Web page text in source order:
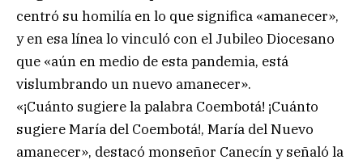
centró su homilía en lo que significa «amanecer»,
y en esa línea lo vinculó con el Jubileo Diocesano
que «aún en medio de esta pandemia, está
vislumbrando un nuevo amanecer».
«¡Cuánto sugiere la palabra Coembotá! ¡Cuánto
sugiere María del Coembotá!, María del Nuevo
amanecer», destacó monseñor Canecín y señaló la